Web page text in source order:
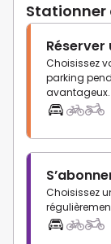
Stationner
Choisissez
parking
avantageux.
Choisissez